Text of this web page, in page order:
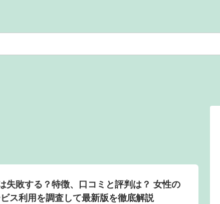
失敗する？特徴、口コミと評判は？ 女性の
ス利用を調査して最新版を徹底解説